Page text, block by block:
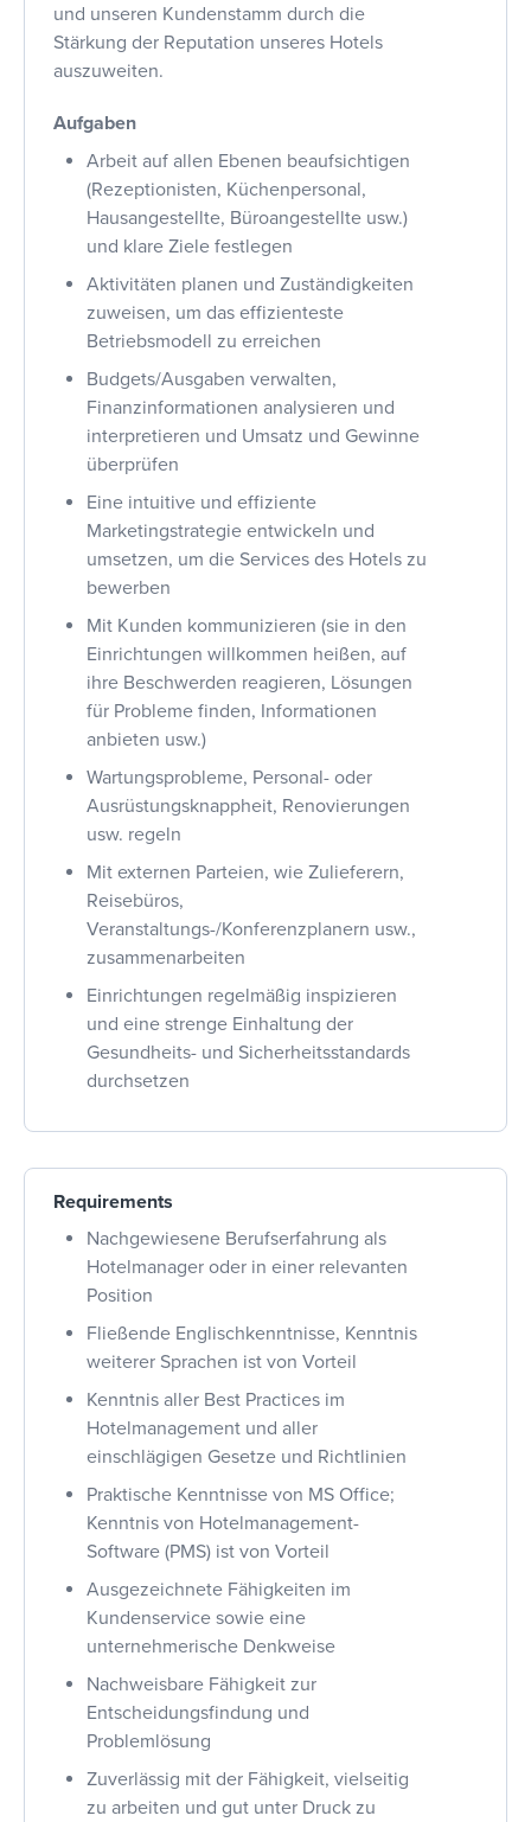
und unseren Kundenstamm durch die
Stärkung der Reputation unseres Hotels
auszuweiten.
Aufgaben
Arbeit auf allen Ebenen beaufsichtigen
(Rezeptionisten, Küchenpersonal,
Hausangestellte, Büroangestellte usw.)
und klare Ziele festlegen
Aktivitäten planen und Zuständigkeiten
zuweisen, um das effizienteste
Betriebsmodell zu erreichen
Budgets/Ausgaben verwalten,
Finanzinformationen analysieren und
interpretieren und Umsatz und Gewinne
überprüfen
Eine intuitive und effiziente
Marketingstrategie entwickeln und
umsetzen, um die Services des Hotels zu
bewerben
Mit Kunden kommunizieren (sie in den
Einrichtungen willkommen heißen, auf
ihre Beschwerden reagieren, Lösungen
für Probleme finden, Informationen
anbieten usw.)
Wartungsprobleme, Personal- oder
Ausrüstungsknappheit, Renovierungen
usw. regeln
Mit externen Parteien, wie Zulieferern,
Reisebüros,
Veranstaltungs-/Konferenzplanern usw.,
zusammenarbeiten
Einrichtungen regelmäßig inspizieren
und eine strenge Einhaltung der
Gesundheits- und Sicherheitsstandards
durchsetzen
Requirements
Nachgewiesene Berufserfahrung als
Hotelmanager oder in einer relevanten
Position
Fließende Englischkenntnisse, Kenntnis
weiterer Sprachen ist von Vorteil
Kenntnis aller Best Practices im
Hotelmanagement und aller
einschlägigen Gesetze und Richtlinien
Praktische Kenntnisse von MS Office;
Kenntnis von Hotelmanagement-
Software (PMS) ist von Vorteil
Ausgezeichnete Fähigkeiten im
Kundenservice sowie eine
unternehmerische Denkweise
Nachweisbare Fähigkeit zur
Entscheidungsfindung und
Problemlösung
Zuverlässig mit der Fähigkeit, vielseitig
zu arbeiten und gut unter Druck zu